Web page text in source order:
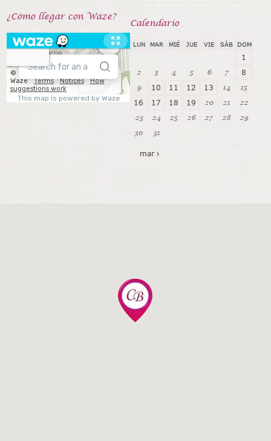
¿Cómo llegar con Waze?
Calendarío
LUN MAR MIÉ JUE VIE SÁB DOM
1
2 3 4 5 6 7 8
9 10 11 12 13 14 15
16 17 18 19 20 21
22
23
24 25 26 27 28
29
30
31
mar